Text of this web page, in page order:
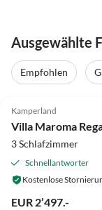
Ausgewählte
Empfohlen
Kamperland
Villa Maroma
3 Schlafzimmer
Schnellantworter
Kostenlose
EUR 2’497.-